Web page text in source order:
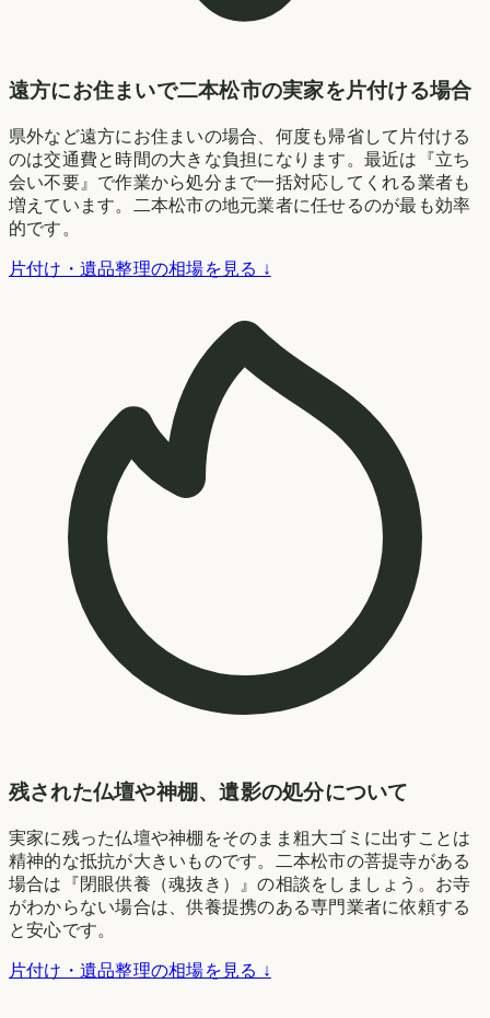
遠方にお住まいで二本松市の実家を片付ける場合
県外など遠方にお住まいの場合、何度も帰省して片付ける
のは交通費と時間の大きな負担になります。最近は『立ち
会い不要』で作業から処分まで一括対応してくれる業者も
増えています。二本松市の地元業者に任せるのが最も効率
的です。
片付け・遺品整理の相場を見る ↓
残された仏壇や神棚、遺影の処分について
実家に残った仏壇や神棚をそのまま粗大ゴミに出すことは
精神的な抵抗が大きいものです。二本松市の菩提寺がある
場合は『閉眼供養（魂抜き）』の相談をしましょう。お寺
がわからない場合は、供養提携のある専門業者に依頼する
と安心です。
片付け・遺品整理の相場を見る ↓